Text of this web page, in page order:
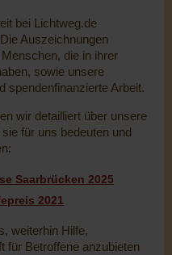
bei Lichtweg.de
Auszeichnungen
die in ihrer
sowie unsere
spendenfinanzierte Arbeit.
wir detailliert über unsere
für uns bedeuten und
Saarbrücken 2025
2021
weiterhin Hilfe,
für Betroffene anzubieten